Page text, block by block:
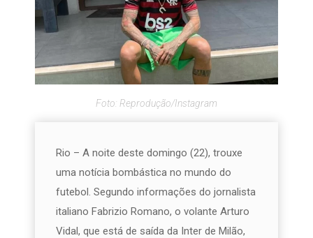
Foto: Reprodução/Instagram
Rio – A noite deste domingo (22), trouxe
uma notícia bombástica no mundo do
futebol. Segundo informações do jornalista
italiano Fabrizio Romano, o volante Arturo
Vidal, que está de saída da Inter de Milão,